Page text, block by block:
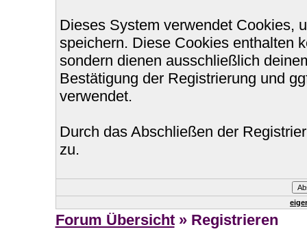
Dieses System verwendet Cookies,
speichern. Diese Cookies enthalten
sondern dienen ausschließlich
Bestätigung der Registrierung und
verwendet.
Durch das Abschließen der
zu.
Forum Übersicht» Registrieren